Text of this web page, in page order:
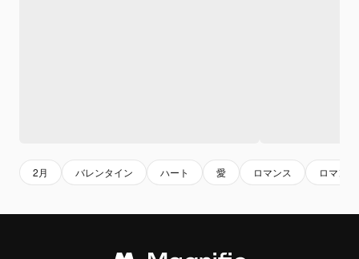
2月 バレンタイン ハート 愛 ロマンス ロマン